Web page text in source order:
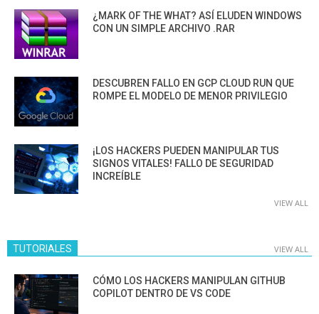
¿MARK OF THE WHAT? ASÍ ELUDEN WINDOWS
CON UN SIMPLE ARCHIVO .RAR
DESCUBREN FALLO EN GCP CLOUD RUN QUE
ROMPE EL MODELO DE MENOR PRIVILEGIO
¡LOS HACKERS PUEDEN MANIPULAR TUS
SIGNOS VITALES! FALLO DE SEGURIDAD
INCREÍBLE
VIEW ALL
TUTORIALES VIEW ALL
CÓMO LOS HACKERS MANIPULAN GITHUB
COPILOT DENTRO DE VS CODE